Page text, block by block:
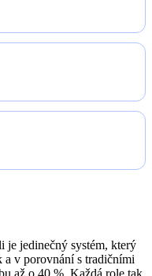
je jedinečný systém, který
a v porovnání s tradičními
až o 40 %. Každá role tak